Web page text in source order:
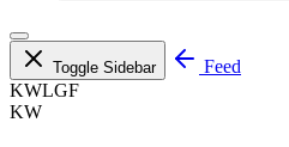
Toggle Sidebar
Feed
KWLGF
KW